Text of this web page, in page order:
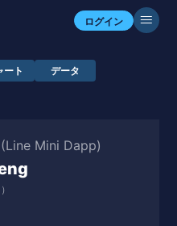
ログイン
ート
データ
Mini Dapp)
）